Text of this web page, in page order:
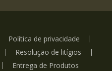
Política de privacidade
Resolução de litígios
Entrega de Produtos